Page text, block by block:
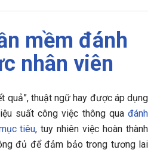
mềm đánh
nhân viên
quả”, thuật ngữ hay được áp dụng
suất công việc thông qua đánh
tiêu, tuy nhiên việc hoàn thành
đủ để đảm bảo trong tương lai